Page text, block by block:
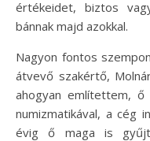
értékeidet, biztos
bánnak majd azokkal.
Nagyon fontos
átvevő szakértő,
ahogyan említettem,
numizmatikával, a cég
évig ő maga is